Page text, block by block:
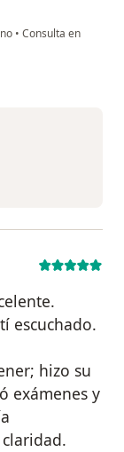
• Consulta en
escuchado.
hizo su
exámenes y